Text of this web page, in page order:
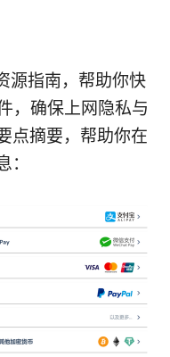
源指南，帮助你快
，确保上网隐私与
点摘要，帮助你在